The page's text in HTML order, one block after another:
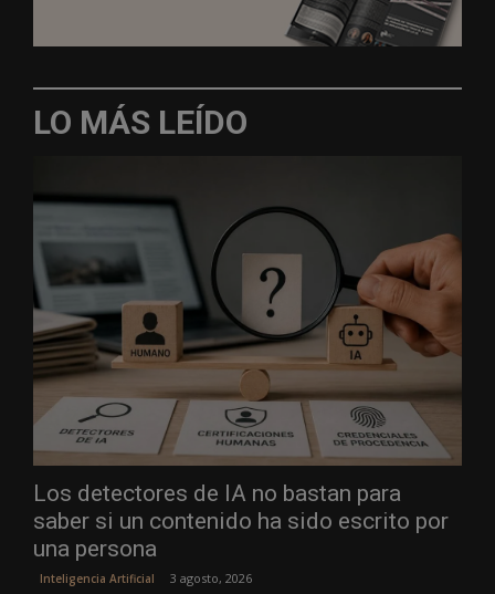
LO MÁS LEÍDO
Los detectores de IA no bastan para
saber si un contenido ha sido escrito por
una persona
Inteligencia Artificial 3 agosto, 2026